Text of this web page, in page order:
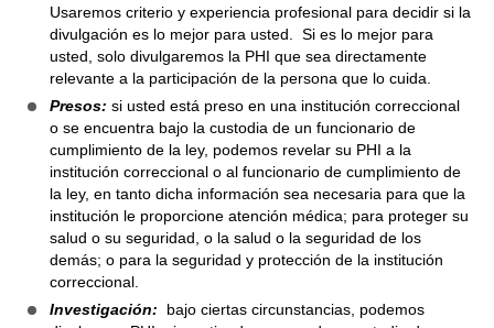
Usaremos criterio y experiencia profesional para decidir si la
divulgación es lo mejor para usted. Si es lo mejor para
usted, solo divulgaremos la PHI que sea directamente
relevante a la participación de la persona que lo cuida.
Presos: si usted está preso en una institución correccional
o se encuentra bajo la custodia de un funcionario de
cumplimiento de la ley, podemos revelar su PHI a la
institución correccional o al funcionario de cumplimiento de
la ley, en tanto dicha información sea necesaria para que la
institución le proporcione atención médica; para proteger su
salud o su seguridad, o la salud o la seguridad de los
demás; o para la seguridad y protección de la institución
correccional.
Investigación:
bajo ciertas circunstancias, podemos